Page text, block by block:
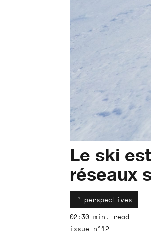
Le ski
réseaux
perspectives
02:30 min. read
issue n°12